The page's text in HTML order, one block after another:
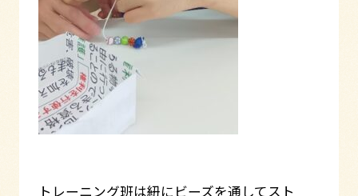
トレーニング班は紐にビーズを通してスト